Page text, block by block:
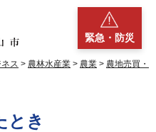
緊急・防災
ス > 農林水産業 > 農業 > 農地売買・
とき